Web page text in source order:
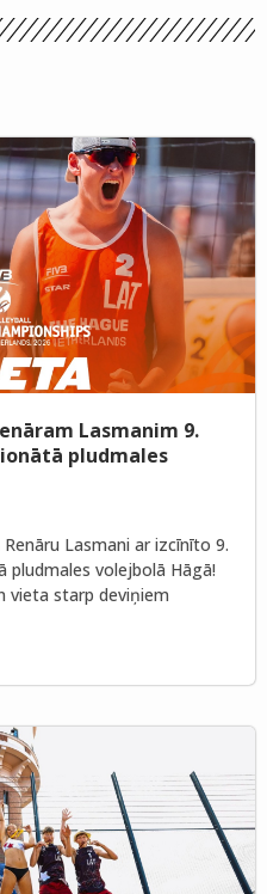
Lasmanim 9.
pludmales
Lasmani ar izcīnīto 9.
pludmales volejbolā Hāgā!
vieta starp deviņiem